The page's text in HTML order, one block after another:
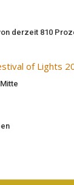
derzeit 810